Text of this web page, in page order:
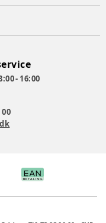
- 16:00